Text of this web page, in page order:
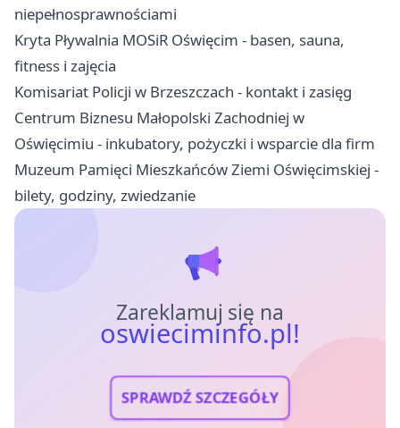
niepełnosprawnościami
Kryta Pływalnia MOSiR Oświęcim - basen, sauna,
fitness i zajęcia
Komisariat Policji w Brzeszczach - kontakt i zasięg
Centrum Biznesu Małopolski Zachodniej w
Oświęcimiu - inkubatory, pożyczki i wsparcie dla firm
Muzeum Pamięci Mieszkańców Ziemi Oświęcimskiej -
bilety, godziny, zwiedzanie
Zareklamuj się na
oswieciminfo.pl!
SPRAWDŹ SZCZEGÓŁY